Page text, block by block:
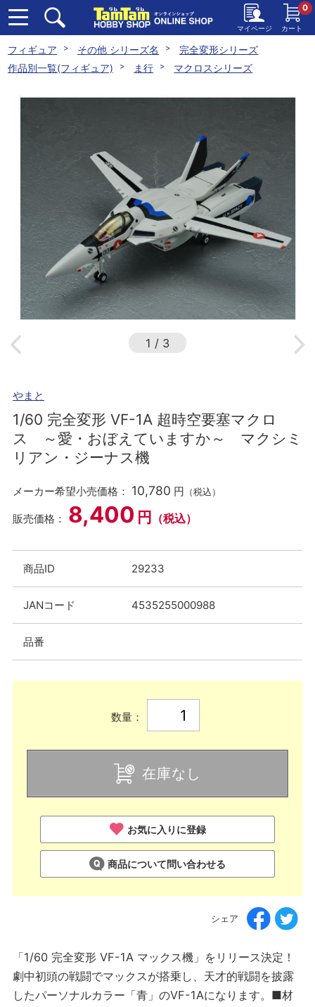
マイページ カート
0
フィギュア その他 シリーズ名
完全変形シリーズ
作品別一覧(フィギュア)
ま行 マクロスシリーズ
1 / 3
やまと
1/60 完全変形 VF-1A 超時空要塞マクロ
ス ～愛・おぼえていますか～ マクシミ
リアン・ジーナス機
メーカー希望小売価格： 10,780 円 （税込）
販売価格： 8,400 円 （税込）
商品ID 29233
JANコード 4535255000988
品番
数量：
在庫なし
お気に入りに登録
商品について問い合わせる
シェア
「1/60 完全変形 VF-1A マックス機」をリリース決定！
劇中初頭の戦闘でマックスが搭乗し、天才的戦闘を披露
したパーソナルカラー「青」のVF-1Aになります。■材